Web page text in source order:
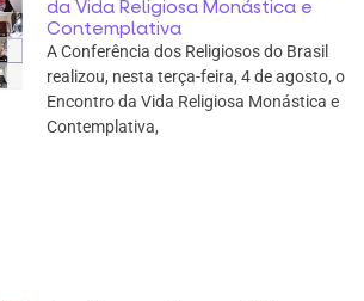
da Vida Religiosa Monástica e
Contemplativa
A Conferência dos Religiosos do Brasil
realizou, nesta terça-feira, 4 de agosto, o
Encontro da Vida Religiosa Monástica e
Contemplativa,